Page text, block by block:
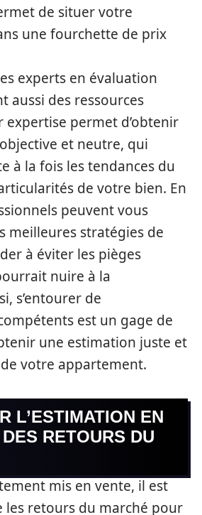
de situer votre
une fourchette de prix
experts en évaluation
aussi des ressources
expertise permet d’obtenir
et neutre, qui
à la fois les tendances du
de votre bien. En
peuvent vous
meilleures stratégies de
à éviter les pièges
nuire à la
s’entourer de
est un gage de
une estimation juste et
votre appartement.
L’ESTIMATION EN
RETOURS DU
mis en vente, il est
les retours du marché pour